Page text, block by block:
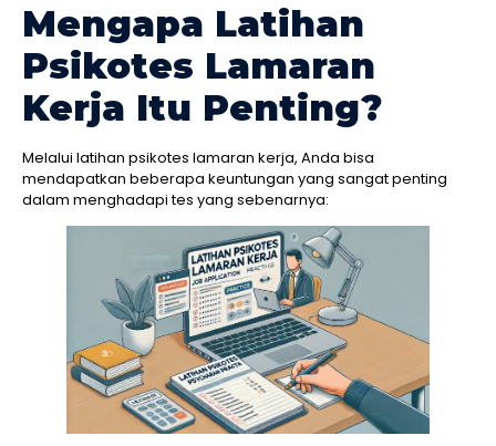
Mengapa Latihan
Psikotes Lamaran
Kerja Itu Penting?
Melalui latihan psikotes lamaran kerja, Anda bisa
mendapatkan beberapa keuntungan yang sangat penting
dalam menghadapi tes yang sebenarnya: